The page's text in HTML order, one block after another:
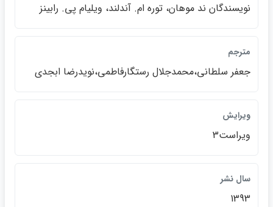
نويسندگان ند موهان، توره ام. آندلند، ويليام پي. رابينز
مترجم
جعفر سلطاني،محمدجلال رستگارفاطمي،نويدرضا ابجدي
ويرايش
ويراست3
سال نشر
1393